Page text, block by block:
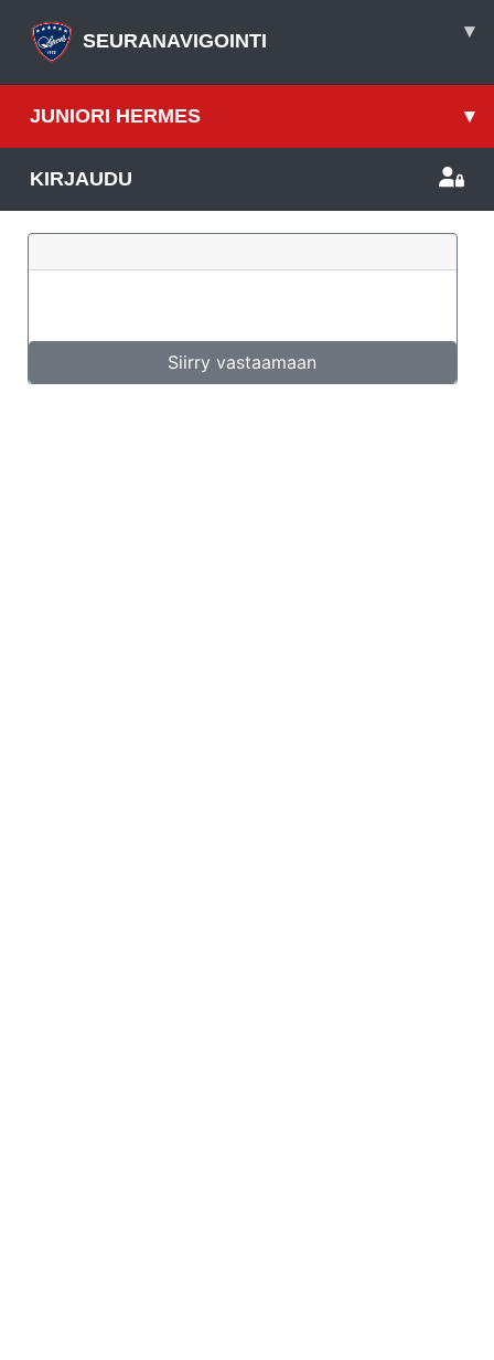
SEURANAVIGOINTI ▾
JUNIORI HERMES ▾
KIRJAUDU